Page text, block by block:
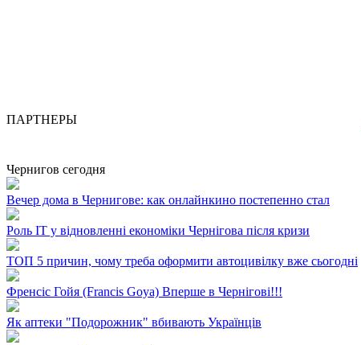
ПАРТНЕРЫ
Чернигов сегодня
Вечер дома в Чернигове: как онлайнкино постепенно стал
Роль ІТ у відновленні економіки Чернігова після кризи
ТОП 5 причин, чому треба оформити автоцивілку вже сьогодні
Френсіс Гойя (Francis Goya) Вперше в Чернігові!!!
Як аптеки "Подорожник" вбивають Українців